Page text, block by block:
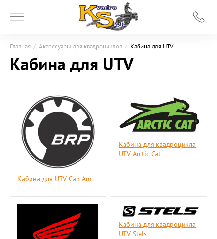
Главная / Аксессуары для квадроциклов / Кабина для UTV
Кабина для UTV
Кабина для UTV Can Am
Кабина для квадроцикла
UTV Arctic Cat
Кабина для квадроцикла
UTV Stels